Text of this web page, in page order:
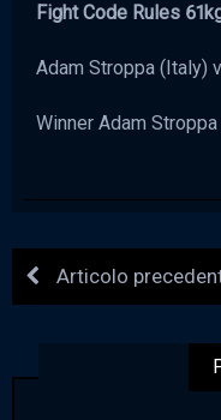
Fight Code Rules
Adam Stroppa (Italy)
Winner Adam Stroppa
Articolo